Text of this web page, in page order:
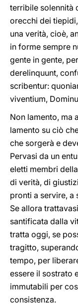
terribile solennità
orecchi dei
una verità, cioè,
in forme sempre
gente in gente,
derelinquunt,
scribentur:
viventium,
Non lamento, ma
lamento su ciò
che sorgerà e
Pervasi da un
eletti membri
di verità, di
pronti a servire,
Se allora
santificata dalla
tratta oggi, se
tragitto,
tempo, per
essere il sostrato
immutabili per
consistenza.